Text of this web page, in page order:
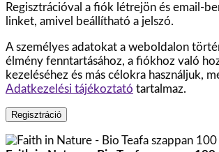
Regisztrációval a fiók létrejön és email-
linket, amivel beállítható a jelszó.
A személyes adatokat a weboldalon
élmény fenntartásához, a fiókhoz való
kezeléséhez és más célokra használjuk,
Adatkezelési tájékoztató tartalmaz.
Regisztráció